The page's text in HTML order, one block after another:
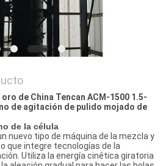
de China Tencan ACM-1500 1.5-
de agitación de pulido mojado de
de la célula
nuevo tipo de máquina de la mezcla y
que integre tecnologías de la
Utiliza la energía cinética giratoria